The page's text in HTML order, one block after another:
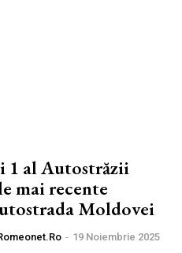
1 al Autostrăzii
mai recente
Moldovei
- 19 Noiembrie 2025